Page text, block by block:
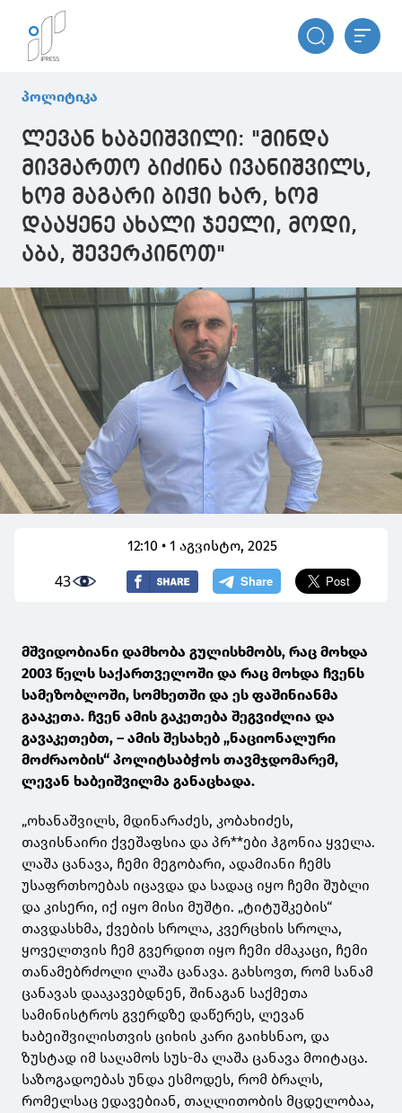
პოლიტიკა
ლევან ხაბეიშვილი: "მინდა
მივმართო ბიძინა ივანიშვილს,
ხომ მაგარი ბიჭი ხარ, ხომ
დააყენე ახალი ჯეელი, მოდი,
აბა, შევერკინოთ"
12:10 • 1 აგვისტო, 2025
43
მშვიდობიანი დამხობა გულისხმობს, რაც მოხდა
2003 წელს საქართველოში და რაც მოხდა ჩვენს
სამეზობლოში, სომხეთში და ეს ფაშინიანმა
გააკეთა. ჩვენ ამის გაკეთება შეგვიძლია და
გავაკეთებთ, – ამის შესახებ „ნაციონალური
მოძრაობის“ პოლიტსაბჭოს თავმჯდომარემ,
ლევან ხაბეიშვილმა განაცხადა.
„ოხანაშვილს, მდინარაძეს, კობახიძეს,
თავისნაირი ქვეშაფსია და პრ**ები ჰგონია ყველა.
ლაშა ცანავა, ჩემი მეგობარი, ადამიანი ჩემს
უსაფრთხოებას იცავდა და სადაც იყო ჩემი შუბლი
და კისერი, იქ იყო მისი მუშტი. „ტიტუშკების“
თავდასხმა, ქვების სროლა, კვერცხის სროლა,
ყოველთვის ჩემ გვერდით იყო ჩემი ძმაკაცი, ჩემი
თანამებრძოლი ლაშა ცანავა. გახსოვთ, რომ სანამ
ცანავას დააკავებდნენ, შინაგან საქმეთა
სამინისტროს გვერდზე დაწერეს, ლევან
ხაბეიშვილისთვის ციხის კარი გაიხსნაო, და
ზუსტად იმ საღამოს სუს-მა ლაშა ცანავა მოიტაცა.
საზოგადოებას უნდა ესმოდეს, რომ ბრალს,
რომელსაც ედავებიან, თაღლითობის მცდელობაა,